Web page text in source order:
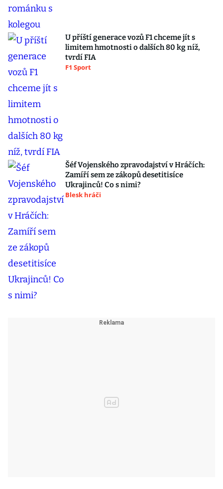
U příští generace vozů F1 chceme jít s
limitem hmotnosti o dalších 80 kg níž,
tvrdí FIA
F1 Sport
Šéf Vojenského zpravodajství v Hráčích:
Zamíří sem ze zákopů desetitisíce
Ukrajinců! Co s nimi?
Blesk hráči